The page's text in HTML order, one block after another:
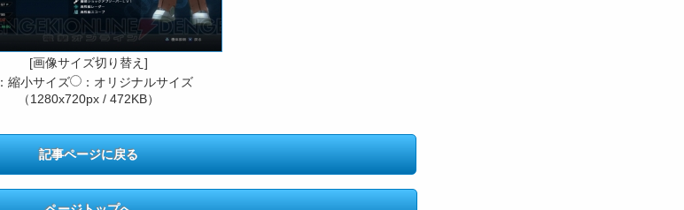
[画像サイズ切り替え]
：縮小サイズ
：オリジナルサイズ
（1280x720px / 472KB）
記事ページに戻る